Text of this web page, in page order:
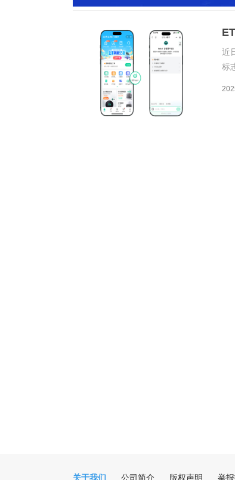
近
标
关于我们
公司简介 版权声明 举